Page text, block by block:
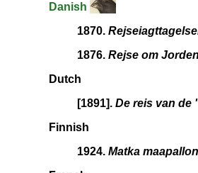
Danish
1870.
1876.Rejse om Jorden
Dutch
[1891].De reis van de
Finnish
1924.Matka